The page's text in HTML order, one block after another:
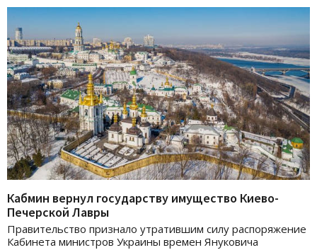
Кабмин вернул государству имущество Киево-
Печерской Лавры
Правительство признало утратившим силу распоряжение
Кабинета министров Украины времен Януковича